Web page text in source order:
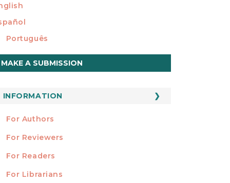
Português
MAKE A SUBMISSION
INFORMATION
For Authors
For Reviewers
For Readers
For Librarians